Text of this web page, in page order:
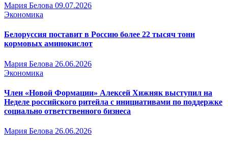
Мария Белова 09.07.2026
Экономика
Белоруссия поставит в Россию более 22 тысяч тонн
кормовых аминокислот
Мария Белова 26.06.2026
Экономика
Член «Новой Формации» Алексей Хижняк выступил на
Неделе российского ритейла с инициативами по поддержке
социально ответственного бизнеса
Мария Белова 26.06.2026